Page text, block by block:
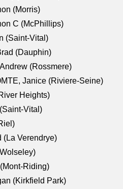
(Morris)
C (McPhillips)
(Saint-Vital)
(Dauphin)
(Rossmere)
Janice (Riviere-Seine)
Heights)
Vital)
(La Verendrye)
Riding)
(Kirkfield Park)